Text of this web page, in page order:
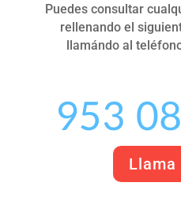
Puedes consultar
rellenando el
llamándo al
953
Llama